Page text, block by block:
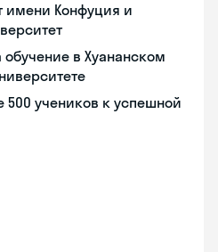
имени Конфуция и
обучение в Хуананском
500 учеников к успешной